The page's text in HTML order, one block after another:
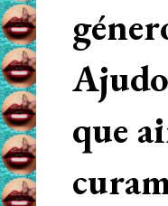
que